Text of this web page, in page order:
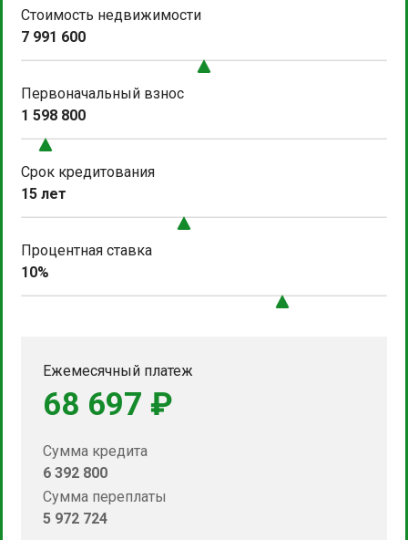
Стоимость недвижимости
7 991 600
Первоначальный взнос
1 598 800
Срок кредитования
15 лет
Процентная ставка
10%
Ежемесячный платеж
68 697 ₽
Сумма кредита
6 392 800
Сумма переплаты
5 972 724